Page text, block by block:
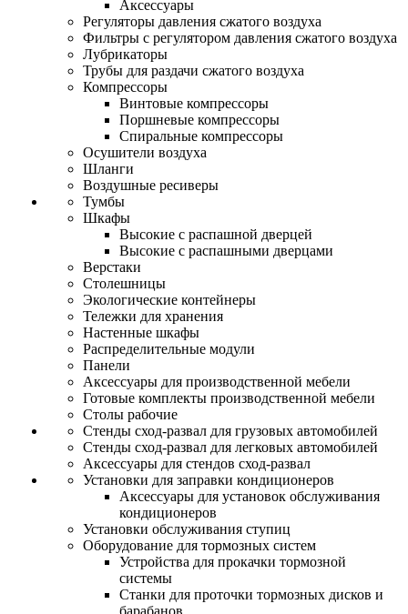
Аксессуары
Регуляторы давления сжатого воздуха
Фильтры с регулятором давления сжатого воздуха
Лубрикаторы
Трубы для раздачи сжатого воздуха
Компрессоры
Винтовые компрессоры
Поршневые компрессоры
Спиральные компрессоры
Осушители воздуха
Шланги
Воздушные ресиверы
Тумбы
Шкафы
Высокие с распашной дверцей
Высокие с распашными дверцами
Верстаки
Столешницы
Экологические контейнеры
Тележки для хранения
Настенные шкафы
Распределительные модули
Панели
Аксессуары для производственной мебели
Готовые комплекты производственной мебели
Столы рабочие
Стенды сход-развал для грузовых автомобилей
Стенды сход-развал для легковых автомобилей
Аксессуары для стендов сход-развал
Установки для заправки кондиционеров
Аксессуары для установок обслуживания
кондиционеров
Установки обслуживания ступиц
Оборудование для тормозных систем
Устройства для прокачки тормозной
системы
Станки для проточки тормозных дисков и